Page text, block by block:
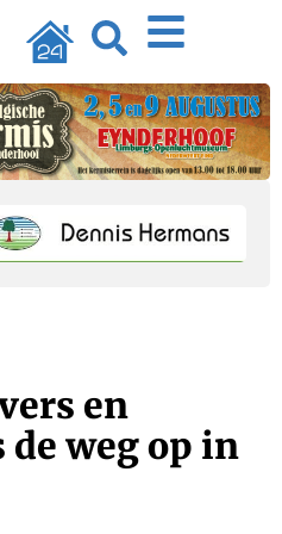
en
weg op in